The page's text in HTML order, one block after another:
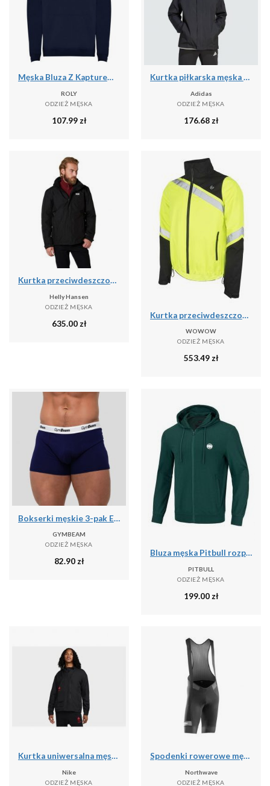
Męska Bluza Z Kapturem Urban
ROLY
ODZIEŻ MĘSKA
107.99 zł
Kurtka piłkarska męska Adidas Entrada 22 All-Weather
Adidas
ODZIEŻ MĘSKA
176.68 zł
Kurtka przeciwdeszczowa męska Helly Hansen DUBLINER INSULATED
Helly Hansen
ODZIEŻ MĘSKA
635.00 zł
Kurtka przeciwdeszczowa Wowow Fuji XXL
WOWOW
ODZIEŻ MĘSKA
553.49zł
Bokserki męskie 3-pak Essentials
GYMBEAM
ODZIEŻ MĘSKA
82.90zł
Bluza męska Pitbull rozpinana z kapturem Pique Rockey
PITBULL
ODZIEŻ MĘSKA
199.00 zł
Kurtka uniwersalna męska Nike Kyrie Lightweight
Nike
ODZIEŻ MĘSKA
Spodenki rowerowe męskie Northwave Rockster
Northwave
ODZIEŻ MĘSKA